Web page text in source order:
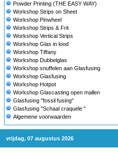
Powder Printing (THE EASY WAY)
Workshop Strips on Sheet
Workshop Pinwheel
Workshop Strips & Frit
Workshop Vertical Strips
Workshop Glas in lood
Workshop Tiffany
Workshop Dubbelglas
Workshop snuffelen aan Glasfusing
Workshop Glasfusing
Workshop Hotpot
Workshop Glascasting open mallen
Glasfusing "fossil fusing"
Glasfusing "Schaal craquele "
Algemene voorwaarden
vrijdag, 07 augustus 2026